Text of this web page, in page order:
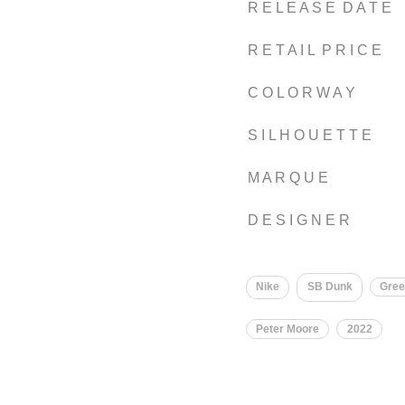
R E L E A S E D A T E
R E T A I L P R I C E
C O L O R W A Y
S I L H O U E T T E
M A R Q U E
D E S I G N E R
Nike SB Dunk
Peter Moore 2022